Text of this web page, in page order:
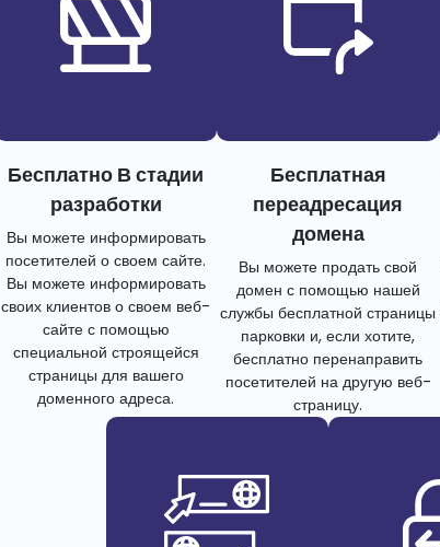
Бесплатно В стадии
разработки
Вы можете информировать
посетителей о своем сайте.
Вы можете информировать
своих клиентов о своем веб-
сайте с помощью
специальной строящейся
страницы для вашего
доменного адреса.
Бесплатная
переадресация
домена
Вы можете продать свой
домен с помощью нашей
службы бесплатной страницы
парковки и, если хотите,
бесплатно перенаправить
посетителей на другую веб-
страницу.